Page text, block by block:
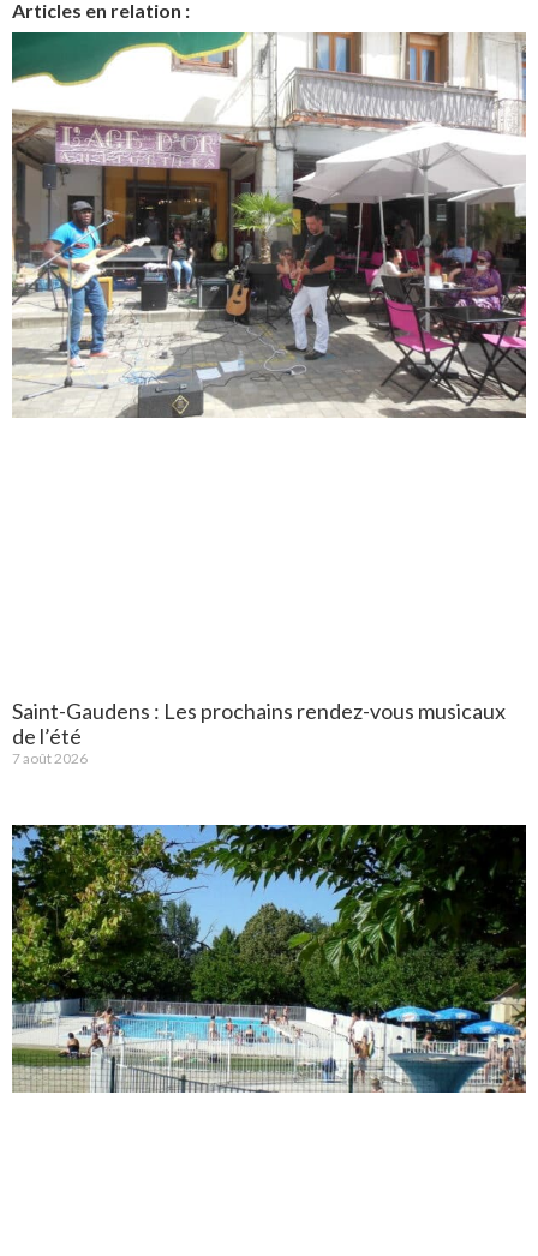
Articles en relation :
Saint-Gaudens : Les prochains rendez-vous musicaux
de l’été
7 août 2026